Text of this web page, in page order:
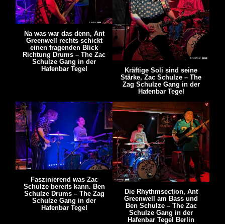
Na was war das denn, Ant
Greenwell rechts schickt
einen fragenden Blick
Richtung Drums – The Zac
Schulze Gang in der
Hafenbar Tegel
Kräftige Soli sind seine
Stärke, Zac Schulze – The
Zag Schulze Gang in der
Hafenbar Tegel
Faszinierend was Zac
Schulze bereits kann. Ben
Schulze Drums – The Zag
Schulze Gang in der
Hafenbar Tegel
Die Rhythmsection, Ant
Greenwell am Bass und
Ben Schulze – The Zac
Schulze Gang in der
Hafenbar Tegel Berlin